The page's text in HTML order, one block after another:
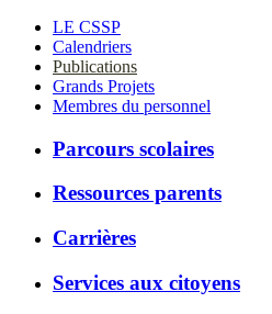
LE CSSP
Calendriers
Publications
Grands Projets
Membres du personnel
Parcours scolaires
Ressources parents
Carrières
Services aux citoyens